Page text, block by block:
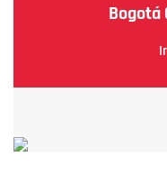
Bogotá